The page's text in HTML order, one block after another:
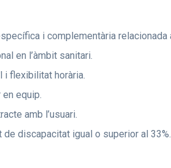
i complementària
en l’àmbit sanitari.
i flexibilitat horària.
equip.
amb l’usuari.
discapacitat igual o superior al 33%.